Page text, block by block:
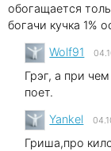
обогащается
богачи кучка 1%
Wolf91
Грэг, а при
поет.
Yankel
Гриша,про